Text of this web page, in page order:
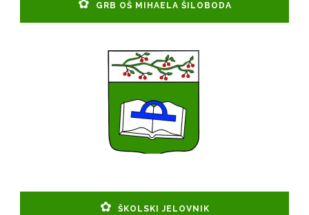
GRB OŠ MIHAELA ŠILOBODA
ŠKOLSKI JELOVNIK